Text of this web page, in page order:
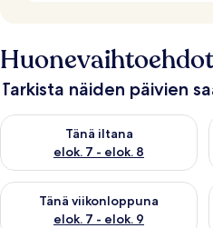
Huonevaihtoehdot
Tarkista näiden päivien
Tänä iltana
elok. 7 - elok. 8
Tarkista tämän illan saatavuus
Tänä viikonloppuna
elok. 7 - elok. 9
Tarkista tämän viikonlopun